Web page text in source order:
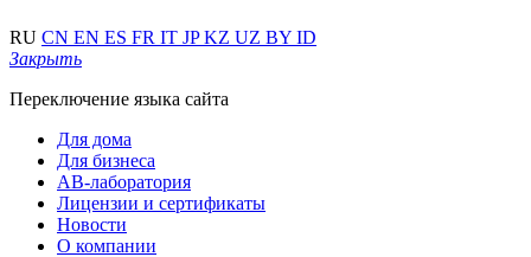
RU CN EN ES FR IT JPKZ UZ BY ID
Закрыть
Переключение языка сайта
Для дома
Для бизнеса
АВ-лаборатория
Лицензии и сертификаты
Новости
О компании